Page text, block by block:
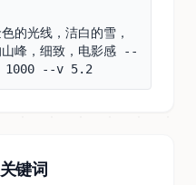
的光线，洁白的雪，
山峰，细致，电影感 --
--v 5.2
键词